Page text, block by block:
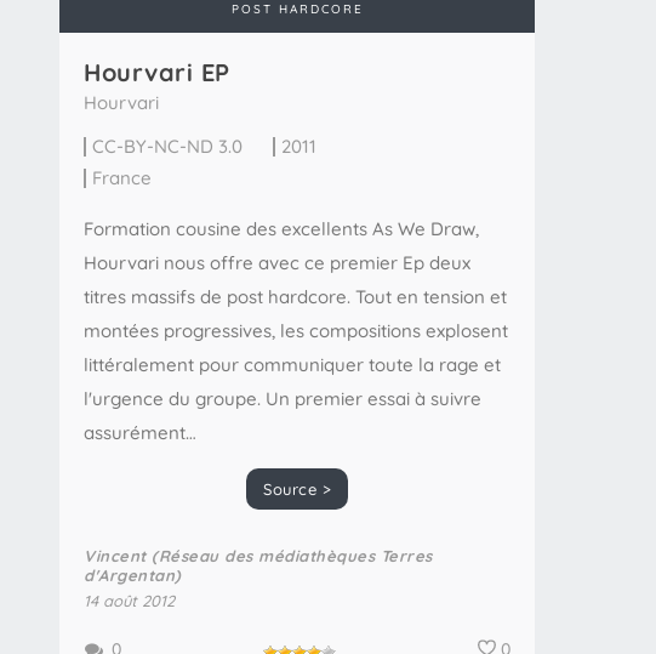
POST HARDCORE
Hourvari EP
Hourvari
CC-BY-NC-ND 3.0
2011
France
Formation cousine des excellents As We Draw,
Hourvari nous offre avec ce premier Ep deux
titres massifs de post hardcore. Tout en tension et
montées progressives, les compositions explosent
littéralement pour communiquer toute la rage et
l'urgence du groupe. Un premier essai à suivre
assurément…
Source >
Vincent (Réseau des médiathèques Terres
d'Argentan)
14 août 2012
0
0